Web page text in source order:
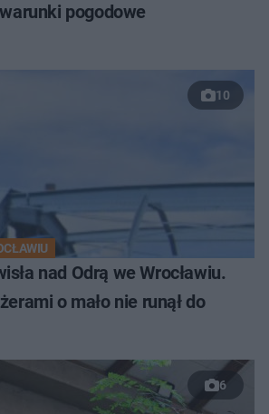
pogodowe
10
nad Odrą we Wrocławiu.
o mało nie runął do
6